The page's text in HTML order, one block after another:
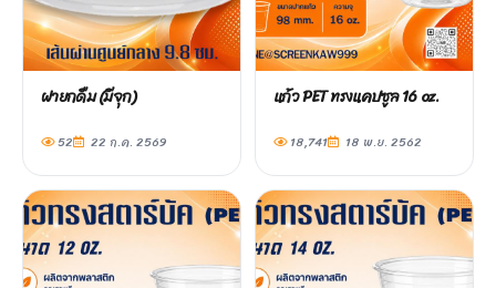
ฝายกดื่ม (มีจุก)
52 22 ก.ค. 2569
แก้ว PET ทรงแคปซูล 16 oz.
18,741 18 พ.ย. 2562